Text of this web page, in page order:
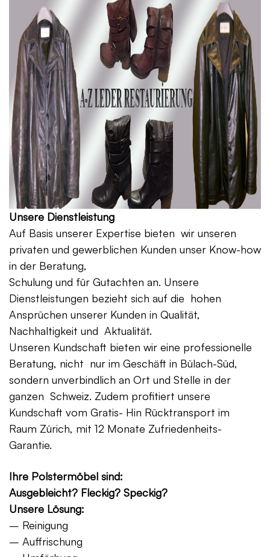
Unsere Dienstleistung
Auf Basis unserer Expertise bieten wir unseren
privaten und gewerblichen Kunden unser Know-how
in der Beratung,
Schulung und für Gutachten an. Unsere
Dienstleistungen bezieht sich auf die hohen
Ansprüchen unserer Kunden in Qualität,
Nachhaltigkeit und Aktualität.
Unseren Kundschaft bieten wir eine professionelle
Beratung, nicht nur im Geschäft in Bülach-Süd,
sondern unverbindlich an Ort und Stelle in der
ganzen Schweiz. Zudem profitiert unsere
Kundschaft vom Gratis- Hin Rücktransport im
Raum Zürich, mit 12 Monate Zufriedenheits-
Garantie.
Ihre Polstermöbel sind:
Ausgebleicht? Fleckig? Speckig?
Unsere Lösung:
– Reinigung
– Auffrischung